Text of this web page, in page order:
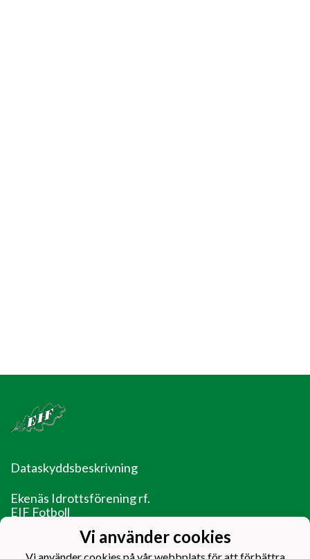
Dataskyddsbeskrivning
Ekenäs Idrottsförening rf.
EIF Fotboll
10600 EkenäsVi använder cookies